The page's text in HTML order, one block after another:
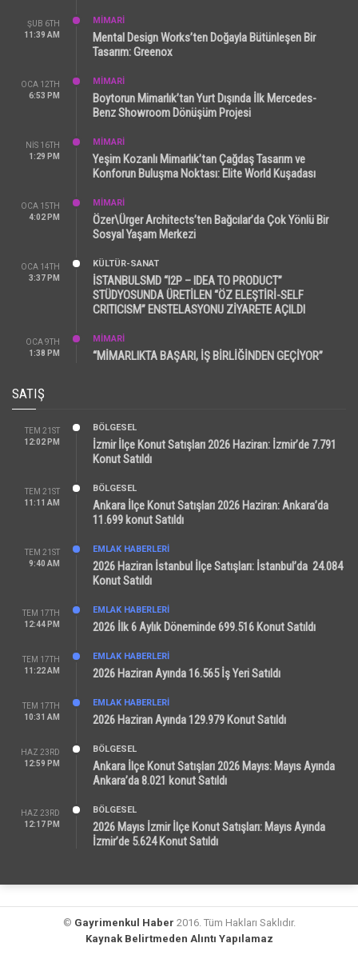
ŞUB 6TH
11:39 AM
MİMARİ
Mental Design Works’ten Doğayla Bütünleşen Bir
Tasarım: Greenox
OCA 12TH
6:53 PM
MİMARİ
Boytorun Mimarlık’tan Yurt Dışında İlk Mercedes-
Benz Showroom Dönüşüm Projesi
NIS 16TH
1:29 PM
MİMARİ
Yeşim Kozanlı Mimarlık’tan Çağdaş Tasarım ve
Konforun Buluşma Noktası: Elite World Kuşadası
OCA 15TH
4:02 PM
MİMARİ
Özer\Ürger Architects’ten Bağcılar’da Çok Yönlü Bir
Sosyal Yaşam Merkezi
OCA 14TH
3:37 PM
KÜLTÜR-SANAT
İSTANBULSMD “I2P – IDEA TO PRODUCT”
STÜDYOSUNDA ÜRETİLEN “ÖZ ELEŞTİRİ-SELF
CRITICISM” ENSTELASYONU ZİYARETE AÇILDI
OCA 9TH
1:38 PM
MİMARİ
“MİMARLIKTA BAŞARI, İŞ BİRLİĞİNDEN GEÇİYOR”
SATIŞ
TEM 21ST
12:02 PM
BÖLGESEL
İzmir İlçe Konut Satışları 2026 Haziran: İzmir’de 7.791
Konut Satıldı
TEM 21ST
11:11 AM
BÖLGESEL
Ankara İlçe Konut Satışları 2026 Haziran: Ankara’da
11.699 konut Satıldı
TEM 21ST
9:40 AM
EMLAK HABERLERI
2026 Haziran İstanbul İlçe Satışları: İstanbul’da 24.084
Konut Satıldı
TEM 17TH
12:44 PM
EMLAK HABERLERI
2026 İlk 6 Aylık Döneminde 699.516 Konut Satıldı
TEM 17TH
11:22 AM
EMLAK HABERLERI
2026 Haziran Ayında 16.565 İş Yeri Satıldı
TEM 17TH
10:31 AM
EMLAK HABERLERI
2026 Haziran Ayında 129.979 Konut Satıldı
HAZ 23RD
12:59 PM
BÖLGESEL
Ankara İlçe Konut Satışları 2026 Mayıs: Mayıs Ayında
Ankara’da 8.021 konut Satıldı
HAZ 23RD
12:17 PM
BÖLGESEL
2026 Mayıs İzmir İlçe Konut Satışları: Mayıs Ayında
İzmir’de 5.624 Konut Satıldı
© Gayrimenkul Haber 2016. Tüm Hakları Saklıdır.
Kaynak Belirtmeden Alıntı Yapılamaz